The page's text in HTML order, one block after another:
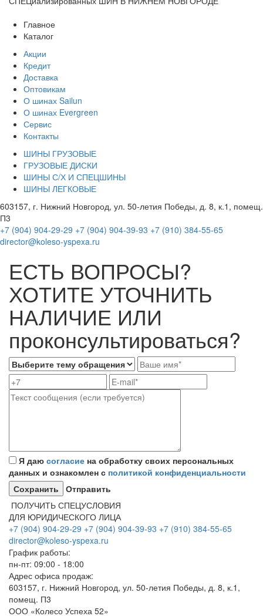
Главное
Каталог
Акции
Кредит
Доставка
Оптовикам
О шинах Sailun
О шинах Evergreen
Сервис
Контакты
ШИНЫ ГРУЗОВЫЕ
ГРУЗОВЫЕ ДИСКИ
ШИНЫ С/Х И СПЕЦШИНЫ
ШИНЫ ЛЕГКОВЫЕ
603157, г. Нижний Новгород, ул. 50-летия Победы, д. 8, к.1, помещ.
П3
+7 (904) 904-29-29 +7 (904) 904-39-93 +7 (910) 384-55-65
director@koleso-yspexa.ru
ЕСТЬ ВОПРОСЫ?
ХОТИТЕ УТОЧНИТЬ
НАЛИЧИЕ ИЛИ
проконсультироваться?
Я даю согласие на обработку своих персональных
данных и ознакомлен с политикой конфиденциальности
Отправить
ПОЛУЧИТЬ СПЕЦУСЛОВИЯ
ДЛЯ ЮРИДИЧЕСКОГО ЛИЦА
+7 (904) 904-29-29 +7 (904) 904-39-93 +7 (910) 384-55-65
director@koleso-yspexa.ru
График работы:
пн-пт: 09:00 - 18:00
Адрес офиса продаж:
603157, г. Нижний Новгород, ул. 50-летия Победы, д. 8, к.1,
помещ. П3
ООО «Колесо Успеха 52»